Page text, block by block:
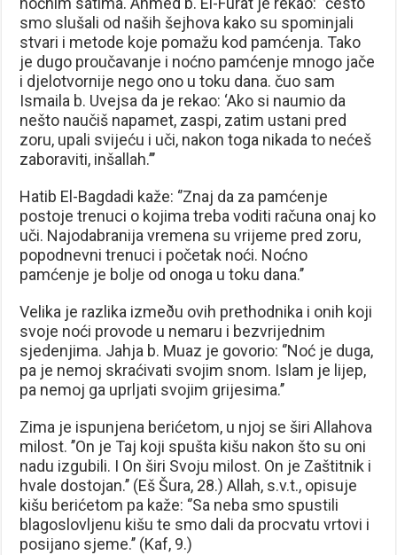
smo slušali od naših šejhova kako su spominjali
stvari i metode koje pomažu kod pamćenja. Tako
je dugo proučavanje i noćno pamćenje mnogo jače
i djelotvornije nego ono u toku dana. čuo sam
Ismaila b. Uvejsa da je rekao: ‘Ako si naumio da
nešto naučiš napamet, zaspi, zatim ustani pred
zoru, upali svijeću i uči, nakon toga nikada to nećeš
zaboraviti, inšallah.’’’
Hatib El-Bagdadi kaže: ‘’Znaj da za pamćenje
postoje trenuci o kojima treba voditi računa onaj ko
uči. Najodabranija vremena su vrijeme pred zoru,
popodnevni trenuci i početak noći. Noćno
pamćenje je bolje od onoga u toku dana.’’
Velika je razlika izmeðu ovih prethodnika i onih koji
svoje noći provode u nemaru i bezvrijednim
sjedenjima. Jahja b. Muaz je govorio: ‘’Noć je duga,
pa je nemoj skraćivati svojim snom. Islam je lijep,
pa nemoj ga uprljati svojim grijesima.’’
Zima je ispunjena berićetom, u njoj se širi Allahova
milost. ’’On je Taj koji spušta kišu nakon što su oni
nadu izgubili. I On širi Svoju milost. On je Zaštitnik i
hvale dostojan.’’ (Eš Šura, 28.) Allah, s.v.t., opisuje
kišu berićetom pa kaže: ‘’Sa neba smo spustili
blagoslovljenu kišu te smo dali da procvatu vrtovi i
posijano sjeme.’’ (Kaf, 9.)